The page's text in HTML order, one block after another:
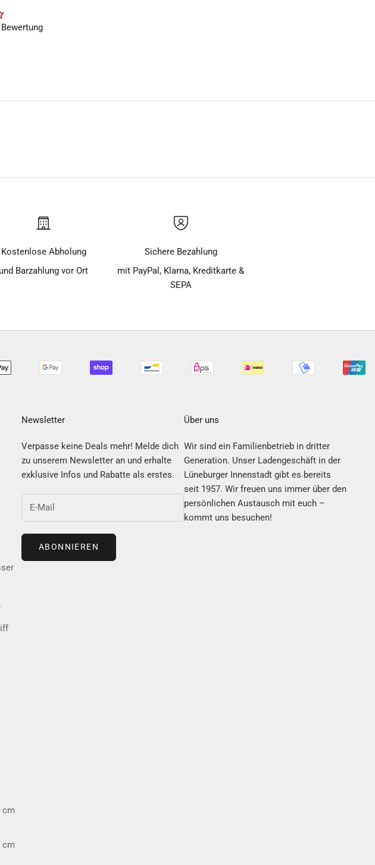
Kostenlose Abholung
und Barzahlung vor Ort
Sichere Bezahlung
mit PayPal, Klarna, Kreditkarte &
SEPA
cm
cm
Newsletter
Verpasse keine Deals mehr! Melde dich
zu unserem Newsletter an und erhalte
exklusive Infos und Rabatte als erstes.
ABONNIEREN
Über uns
Wir sind ein Familienbetrieb in dritter
Generation. Unser Ladengeschäft in der
Lüneburger Innenstadt gibt es bereits
seit 1957. Wir freuen uns immer über den
persönlichen Austausch mit euch –
kommt uns besuchen!